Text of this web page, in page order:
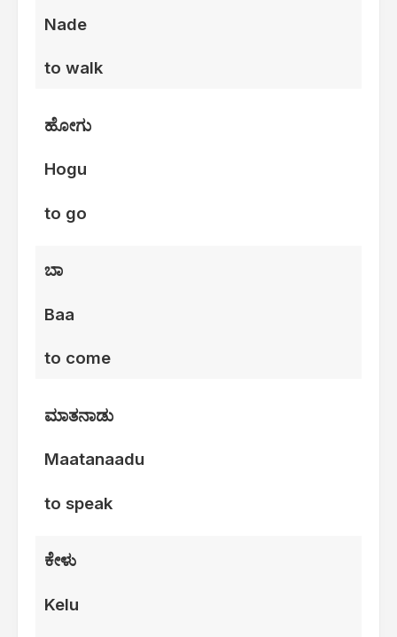
Nade
to walk
ಹೋಗು
Hogu
to go
ಬಾ
Baa
to come
ಮಾತನಾಡು
Maatanaadu
to speak
ಕೇಳು
Kelu